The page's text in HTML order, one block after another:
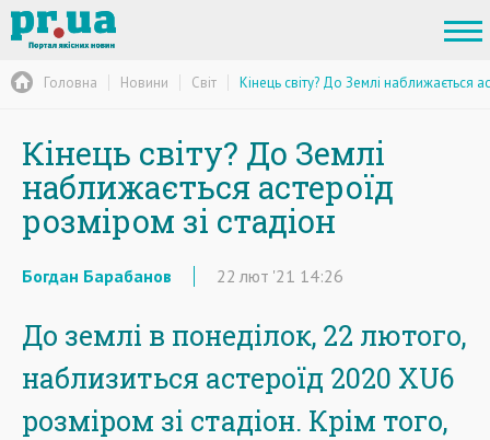
Головна Новини Світ Кінець світу? До Землі наближається
Кінець світу? До Землі
наближається астероїд
розміром зі стадіон
Богдан Барабанов 22 лют '21 14:26
До землі в понеділок, 22 лютого,
наблизиться астероїд 2020 XU6
розміром зі стадіон. Крім того,